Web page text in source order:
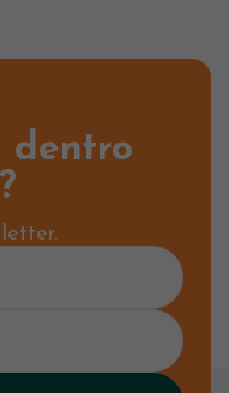
dentro